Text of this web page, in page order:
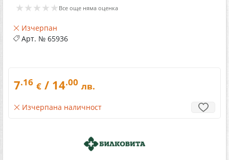
★★★★★ Все още няма оценка
Изчерпан
Арт. № 65936
7.16 € / 14.00 лв.
Изчерпана наличност